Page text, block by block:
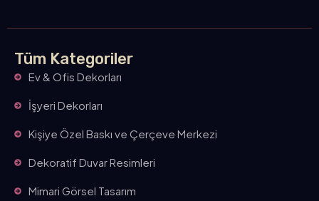
Tüm Kategoriler
Ev & Ofis Dekorları
İşyeri Dekorları
Kişiye Özel Baskı ve Çerçeve Merkezi
Dekoratif Duvar Resimleri
Mimari Görsel Tasarım